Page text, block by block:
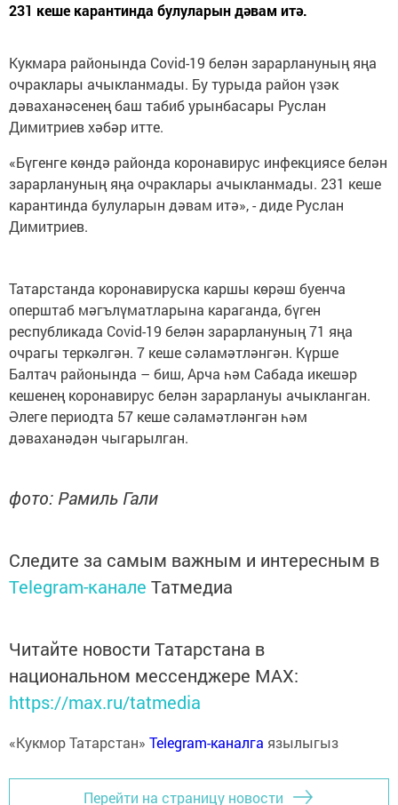
231 кеше карантинда булуларын дәвам итә.
Кукмара районында Covid-19 белән зарарлануның яңа
очраклары ачыкланмады. Бу турыда район үзәк
дәваханәсенең баш табиб урынбасары Руслан
Димитриев хәбәр итте.
«Бүгенге көндә районда коронавирус инфекциясе белән
зарарлануның яңа очраклары ачыкланмады. 231 кеше
карантинда булуларын дәвам итә», - диде Руслан
Димитриев.
Татарстанда коронавируска каршы көрәш буенча
оперштаб мәгълүматларына караганда, бүген
республикада Covid-19 белән зарарлануның 71 яңа
очрагы теркәлгән. 7 кеше сәламәтләнгән. Күрше
Балтач районында – биш, Арча һәм Сабада икешәр
кешенең коронавирус белән зарарлануы ачыкланган.
Әлеге периодта 57 кеше сәламәтләнгән һәм
дәваханәдән чыгарылган.
фото: Рамиль Гали
Следите за самым важным и интересным в
Telegram-канале Татмедиа
Читайте новости Татарстана в
национальном мессенджере MАХ:
https://max.ru/tatmedia
«Кукмор Татарстан» Telegram-каналга язылыгыз
Перейти на страницу новости